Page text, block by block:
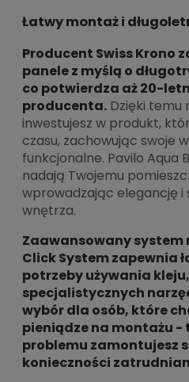
Łatwy montaż i
Producent Swiss Krono
panele z myślą o
co potwierdza aż 20-
producenta. Dzięki temu
inwestujesz w produkt,
czasu, zachowując swoje
funkcjonalne. Pavilo Aqua
nadają Twojemu
wprowadzając elegancję i
wnętrza.
Zaawansowany system
Click System zapewnia
potrzeby używania
specjalistycznych
wybór dla osób, które
pieniądze na montażu -
problemu zamontujesz
konieczności